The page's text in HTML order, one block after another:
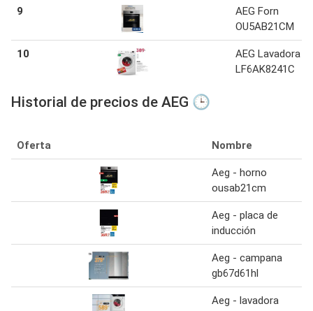
9
AEG Forn
OU5AB21CM
10
AEG Lavadora
LF6AK8241C
Historial de precios de AEG 🕒
Oferta Nombre
Aeg - horno
ousab21cm
Aeg - placa de
inducción
Aeg - campana
gb67d61hl
Aeg - lavadora